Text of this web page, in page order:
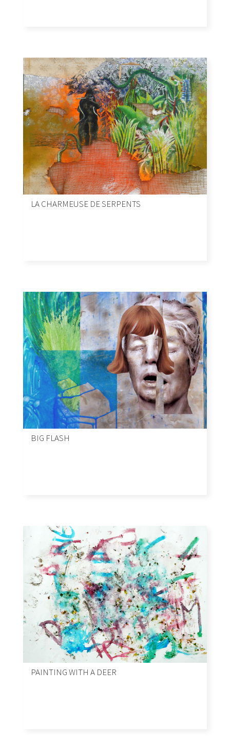
LA CHARMEUSE DE SERPENTS
BIG FLASH
PAINTING WITH A DEER